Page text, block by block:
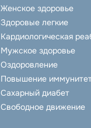
Женское здоровье
Здоровые легкие
Кардиологическая
Мужское здоровье
Оздоровление
Повышение
Сахарный диабет
Свободное движение